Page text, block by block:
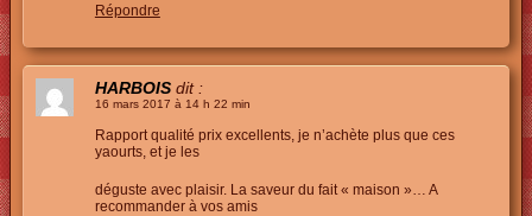
Répondre
HARBOIS dit :
16 mars 2017 à 14 h 22 min
Rapport qualité prix excellents, je n’achète plus que ces
yaourts, et je les
déguste avec plaisir. La saveur du fait « maison »… A
recommander à vos amis